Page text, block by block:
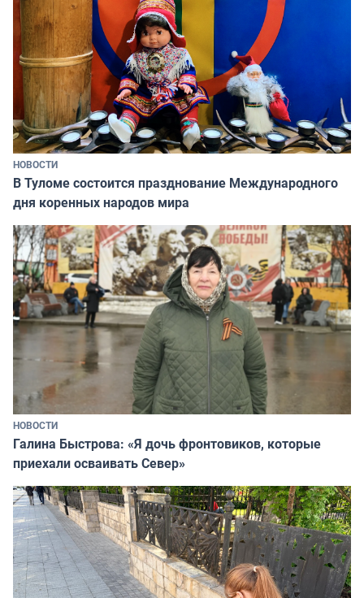
НОВОСТИ
В Туломе состоится празднование Международного
дня коренных народов мира
НОВОСТИ
Галина Быстрова: «Я дочь фронтовиков, которые
приехали осваивать Север»